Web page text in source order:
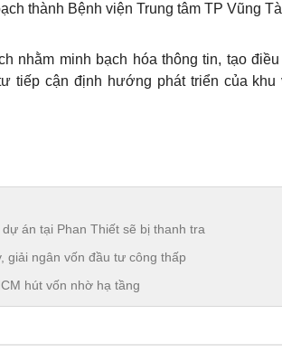
thành Bệnh viện Trung tâm TP Vũng
nhằm minh bạch hóa thông tin, tạo
tiếp cận định hướng phát triển của
án tại Phan Thiết sẽ bị thanh tra
giải ngân vốn đầu tư công thấp
hút vốn nhờ hạ tầng